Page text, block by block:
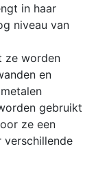
in haar
niveau van
ze worden
en
gebruikt
ze een